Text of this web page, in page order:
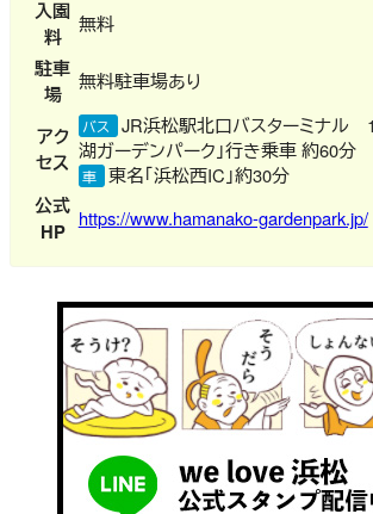
入園
料
無料
駐車
場
無料駐車場あり
アク
セス
バス
JR浜松駅北口バスターミナル
湖ガーデンパーク」行き乗車 約60分
車 東名「浜松西IC」約30分
公式
HP
https://www.hamanako-gardenpark.jp/